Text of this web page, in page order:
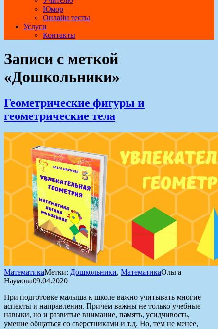
Юмор
Онлайн тесты
Услуги
Контакты
Записи с меткой
«Дошкольники»
Геометрические фигуры и
геометрические тела
МатематикаМетки: Дошкольники, МатематикаОльга
Наумова09.04.2020
При подготовке малыша к школе важно учитывать многие
аспекты и направления. Причем важны не только учебные
навыки, но и развитые внимание, память, усидчивость,
умение общаться со сверстниками и т.д. Но, тем не менее,